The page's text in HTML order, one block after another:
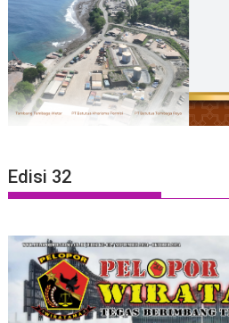
Edisi 32